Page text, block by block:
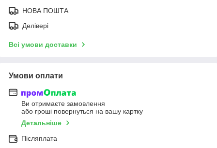
НОВА ПОШТА
Делівері
Всі умови доставки
Умови оплати
Ви отримаєте замовлення
або гроші повернуться на вашу картку
Детальніше
Післяплата